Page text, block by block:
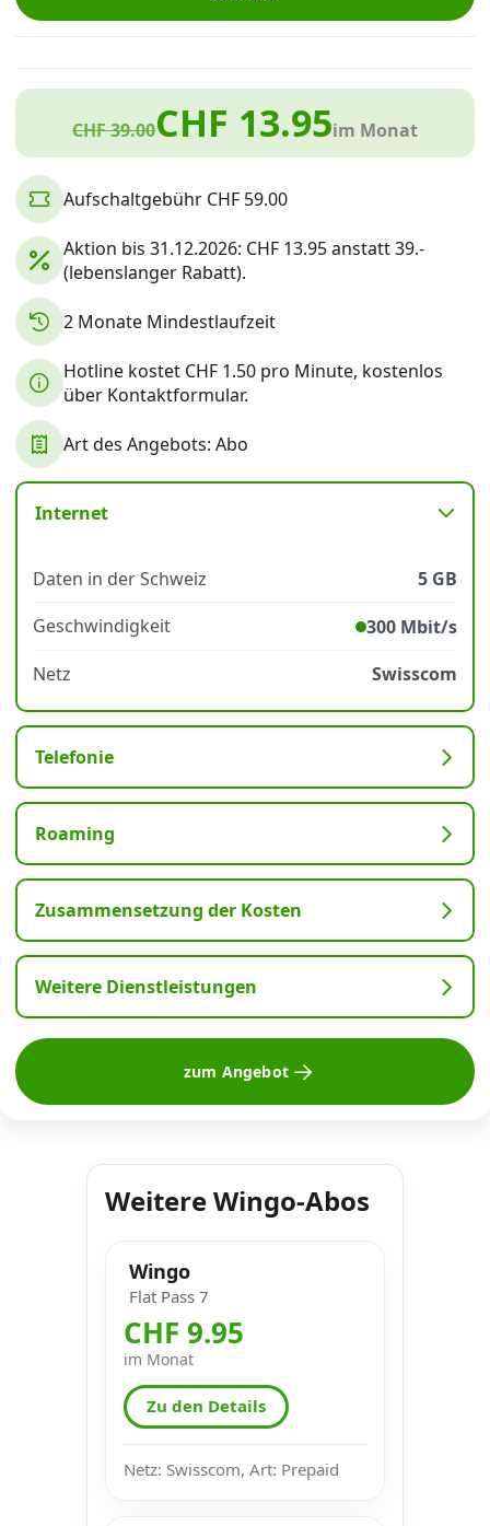
News
Forum
Über uns
Datenschutz
CHF 39.00CHF 13.95im Monat
Aufschaltgebühr CHF 59.00
Aktion bis 31.12.2026: CHF 13.95 anstatt 39.-
(lebenslanger Rabatt).
2 Monate Mindestlaufzeit
Hotline kostet CHF 1.50 pro Minute, kostenlos
über Kontaktformular.
Art des Angebots: Abo
Internet
Daten in der Schweiz
5 GB
Geschwindigkeit
300 Mbit/s
Netz
Swisscom
Telefonie
Roaming
Zusammensetzung der Kosten
Weitere Dienstleistungen
zum Angebot
Weitere Wingo-Abos
Wingo
Flat Pass 7
CHF 9.95
im Monat
Zu den Details
Netz: Swisscom, Art: Prepaid